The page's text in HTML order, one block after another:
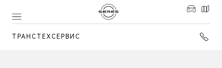
ТРАНСТЕХСЕРВИС